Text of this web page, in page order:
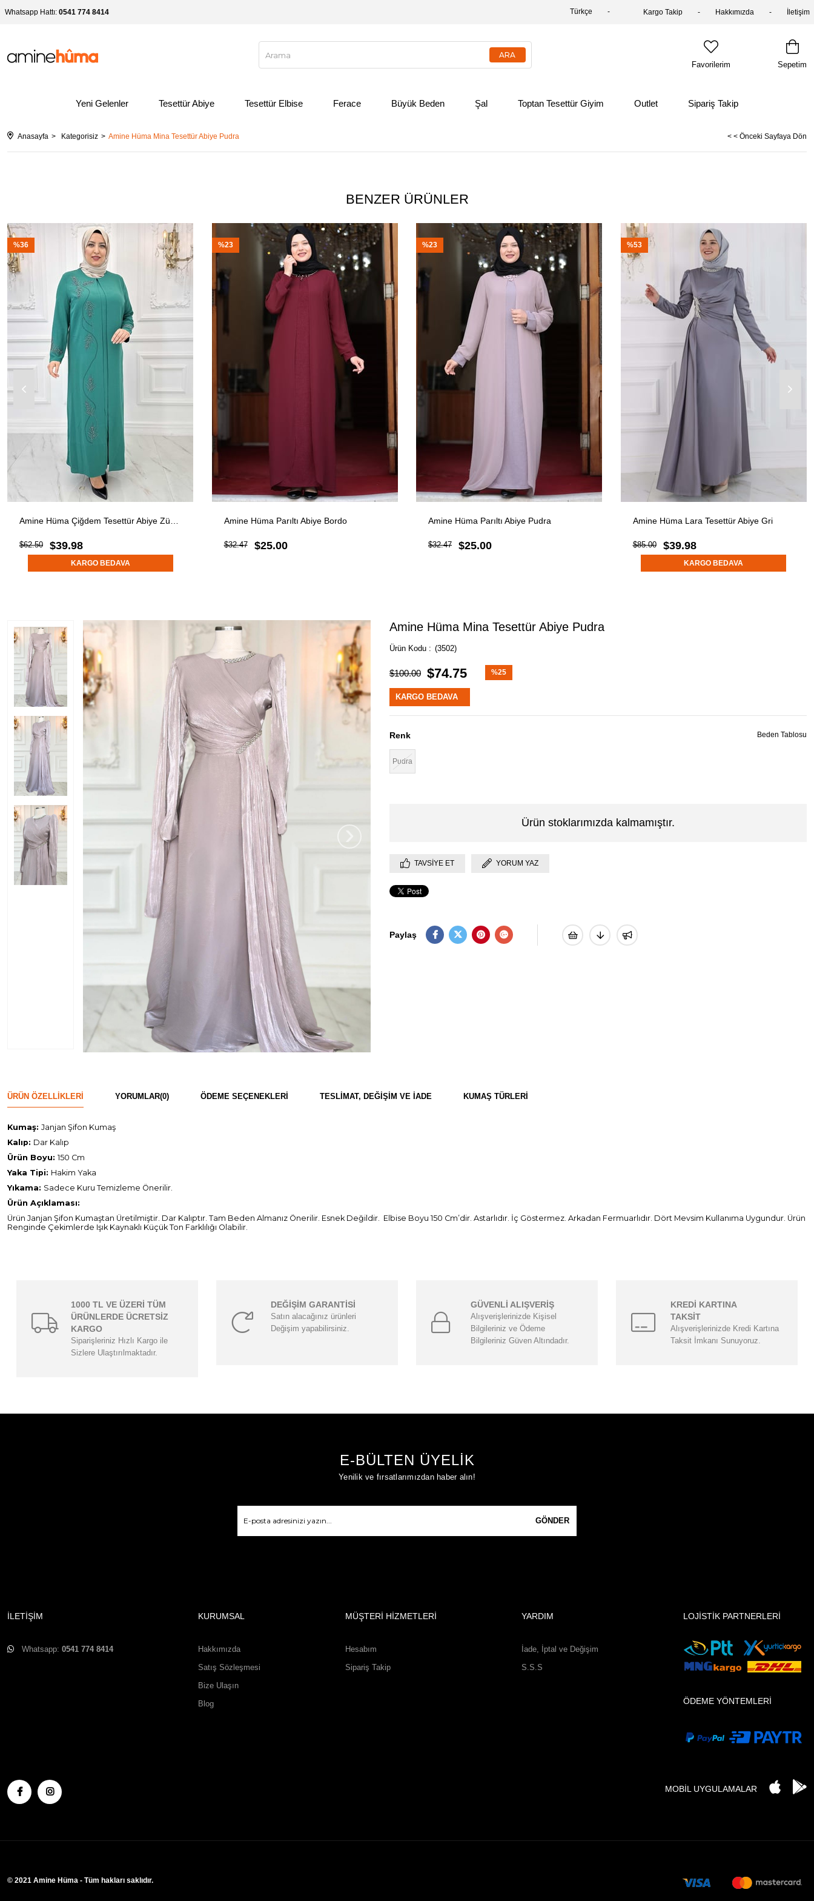
Whatsapp Hattı: 0541 774 8414 Kargo Takip Hakkımızda İletişim
Türkçe
Sepetim
Favorilerim
Yeni Gelenler Tesettür Abiye Tesettür Elbise Ferace Büyük Beden Şal Toptan Tesettür Giyim Outlet Sipariş Takip
Anasayfa Kategorisiz Amine Hüma Mina Tesettür Abiye Pudra < < Önceki Sayfaya Dön
BENZER ÜRÜNLER
Amine Hüma Çiğdem Tesettür Abiye Zümrüt
$39.98
$62.50
KARGO BEDAVA
%36
Amine Hüma Parıltı Abiye Bordo
$25.00
$32.47
%23
Amine Hüma Parıltı Abiye Pudra
$25.00
$32.47
%23
Amine Hüma Lara Tesettür Abiye Gri
$39.98
$85.00
KARGO BEDAVA
%53
›
Amine Hüma Mina Tesettür Abiye Pudra
(3502)
$100.00 $74.75 %25
KARGO BEDAVA
Renk
Pudra
Beden Tablosu
Ürün stoklarımızda kalmamıştır.
TAVSIYE ET YORUM YAZ
Paylaş
ÜRÜN ÖZELLIKLERI YORUMLAR(0) ÖDEME SEÇENEKLERI TESLIMAT, DEĞIŞIM VE İADE KUMAŞ TÜRLERI
Kumaş: Janjan Şifon Kumaş
Kalıp: Dar Kalıp
Ürün Boyu: 150 Cm
Yaka Tipi: Hakim Yaka
Yıkama: Sadece Kuru Temizleme Önerilir.
Ürün Açıklaması:
Ürün Janjan Şifon Kumaştan Üretilmiştir. Dar Kalıptır. Tam Beden Almanız Önerilir. Esnek Değildir. Elbise Boyu 150 Cm’dir. Astarlıdır. İç Göstermez. Arkadan Fermuarlıdır. Dört Mevsim Kullanıma Uygundur. Ürün
Renginde Çekimlerde Işık Kaynaklı Küçük Ton Farklılığı Olabilir.
1000 TL VE ÜZERİ TÜM
ÜRÜNLERDE ÜCRETSİZ
KARGO
Siparişleriniz Hızlı Kargo ile
Sizlere Ulaştırılmaktadır.
DEĞİŞİM GARANTİSİ
Satın alacağınız ürünleri
Değişim yapabilirsiniz.
GÜVENLİ ALIŞVERİŞ
Alışverişlerinizde Kişisel
Bilgileriniz ve Ödeme
Bilgileriniz Güven Altındadır.
KREDİ KARTINA
TAKSİT
Alışverişlerinizde Kredi Kartına
Taksit İmkanı Sunuyoruz.
E-BÜLTEN ÜYELİK
Yenilik ve fırsatlarımızdan haber alın!
GÖNDER
İLETİŞİM
Whatsapp: 0541 774 8414
KURUMSAL
Hakkımızda
Satış Sözleşmesi
Bize Ulaşın
Blog
MÜŞTERİ HİZMETLERİ
Hesabım
Sipariş Takip
YARDIM
İade, İptal ve Değişim
S.S.S
LOJİSTİK PARTNERLERİ
ÖDEME YÖNTEMLERİ
MOBİL UYGULAMALAR
© 2021 Amine Hüma - Tüm hakları saklıdır.